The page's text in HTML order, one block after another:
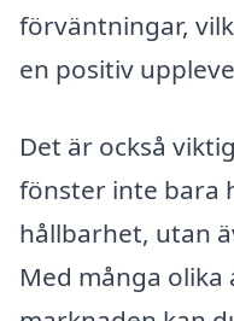
förväntningar,
en positiv
Det är också
fönster inte bara
hållbarhet, utan
Med många